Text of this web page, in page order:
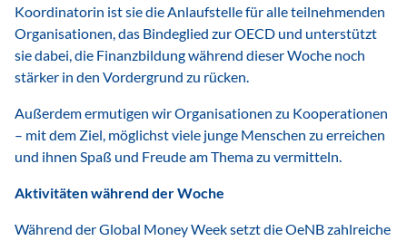
Koordinatorin ist sie die Anlaufstelle für alle teilnehmenden
Organisationen, das Bindeglied zur OECD und unterstützt
sie dabei, die Finanzbildung während dieser Woche noch
stärker in den Vordergrund zu rücken.
Außerdem ermutigen wir Organisationen zu Kooperationen
– mit dem Ziel, möglichst viele junge Menschen zu erreichen
und ihnen Spaß und Freude am Thema zu vermitteln.
Aktivitäten während der Woche
Während der Global Money Week setzt die OeNB zahlreiche